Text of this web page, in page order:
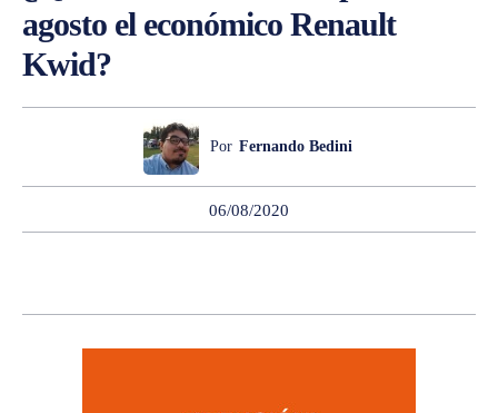
agosto el económico Renault
Kwid?
Por Fernando Bedini
06/08/2020